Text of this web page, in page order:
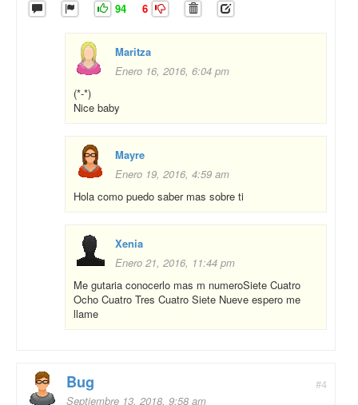
94 6
Maritza
Enero 16, 2016, 6:04 pm
(*-*)
Nice baby
Mayre
Enero 19, 2016, 4:59 am
Hola como puedo saber mas sobre ti
Xenia
Enero 21, 2016, 11:44 pm
Me gutaria conocerlo mas m numeroSiete Cuatro
Ocho Cuatro Tres Cuatro Siete Nueve espero me
llame
#4
Bug
Septiembre 13, 2018, 9:58 am